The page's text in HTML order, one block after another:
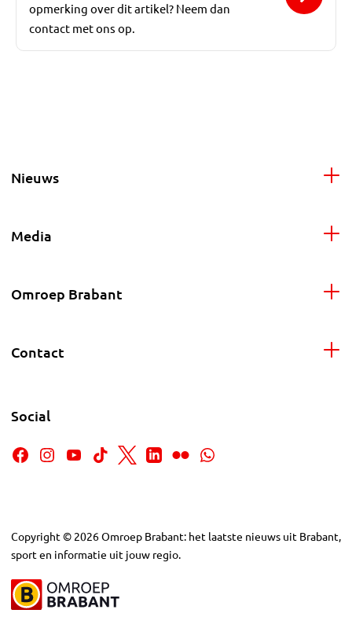
opmerking over dit artikel? Neem dan
contact met ons op.
Nieuws
Media
Omroep Brabant
Contact
Social
Copyright © 2026Omroep Brabant: het laatste nieuws uit Brabant,
sport en informatie uit jouw regio.